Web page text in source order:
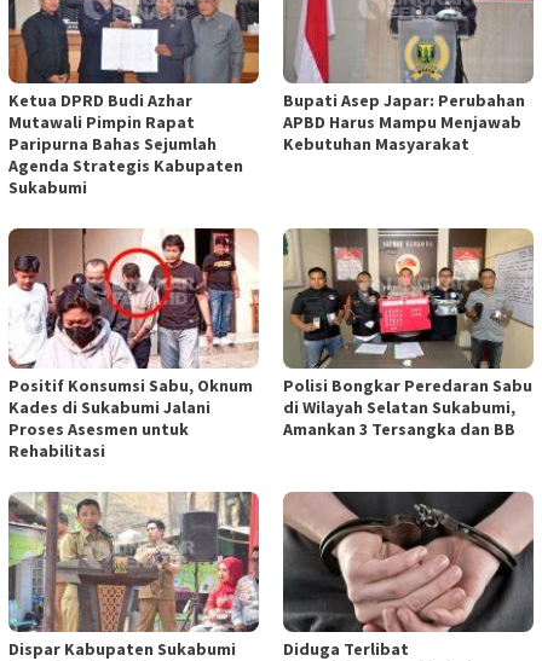
Ketua DPRD Budi Azhar
Mutawali Pimpin Rapat
Paripurna Bahas Sejumlah
Agenda Strategis Kabupaten
Sukabumi
Bupati Asep Japar: Perubahan
APBD Harus Mampu Menjawab
Kebutuhan Masyarakat
Positif Konsumsi Sabu, Oknum
Kades di Sukabumi Jalani
Proses Asesmen untuk
Rehabilitasi
Polisi Bongkar Peredaran Sabu
di Wilayah Selatan Sukabumi,
Amankan 3 Tersangka dan BB
Dispar Kabupaten Sukabumi
Diduga Terlibat